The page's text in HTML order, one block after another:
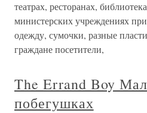
театрах, ресторанах,
министерских учреждениях
одежду, сумочки, разные
граждане посетители,
The Errand Boy
побегушках